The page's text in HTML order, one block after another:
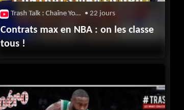
Trash Talk : Chaîne Youtube • 22 jours
Contrats max en NBA : on les classe
tous !